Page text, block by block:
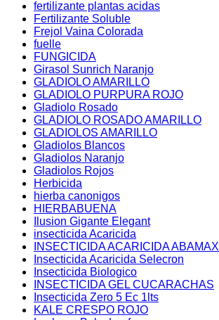
fertilizante plantas acidas
Fertilizante Soluble
Frejol Vaina Colorada
fuelle
FUNGICIDA
Girasol Sunrich Naranjo
GLADIOLO AMARILLO
GLADIOLO PURPURA ROJO
Gladiolo Rosado
GLADIOLO ROSADO AMARILLO
GLADIOLOS AMARILLO
Gladiolos Blancos
Gladiolos Naranjo
Gladiolos Rojos
Herbicida
hierba canonigos
HIERBABUENA
Ilusion Gigante Elegant
insecticida Acaricida
INSECTICIDA ACARICIDA ABAMAX
Insecticida Acaricida Selecron
Insecticida Biologico
INSECTICIDA GEL CUCARACHAS
Insecticida Zero 5 Ec 1lts
KALE CRESPO ROJO